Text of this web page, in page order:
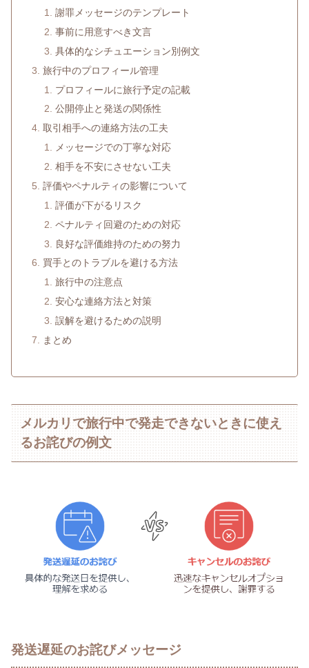
謝罪メッセージのテンプレート
事前に用意すべき文言
具体的なシチュエーション別例文
旅行中のプロフィール管理
プロフィールに旅行予定の記載
公開停止と発送の関係性
取引相手への連絡方法の工夫
メッセージでの丁寧な対応
相手を不安にさせない工夫
評価やペナルティの影響について
評価が下がるリスク
ペナルティ回避のための対応
良好な評価維持のための努力
買手とのトラブルを避ける方法
旅行中の注意点
安心な連絡方法と対策
誤解を避けるための説明
まとめ
メルカリで旅行中で発走できないときに使え
るお詫びの例文
発送遅延のお詫びメッセージ